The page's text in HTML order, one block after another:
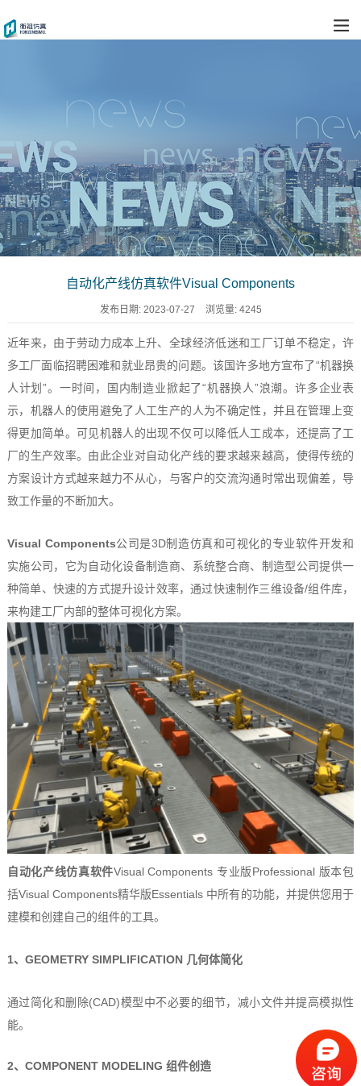
自动化产线仿真软件Visual Components
发布日期: 2023-07-27 浏览量: 4245
近年来，由于劳动力成本上升、全球经济低迷和工厂订单不稳定，许
多工厂面临招聘困难和就业昂贵的问题。该国许多地方宣布了“机器换
人计划”。一时间，国内制造业掀起了“机器换人”浪潮。许多企业表
示，机器人的使用避免了人工生产的人为不确定性，并且在管理上变
得更加简单。可见机器人的出现不仅可以降低人工成本，还提高了工
厂的生产效率。由此企业对自动化产线的要求越来越高，使得传统的
方案设计方式越来越力不从心，与客户的交流沟通时常出现偏差，导
致工作量的不断加大。
Visual Components公司是3D制造仿真和可视化的专业软件开发和
实施公司，它为自动化设备制造商、系统整合商、制造型公司提供一
种简单、快速的方式提升设计效率，通过快速制作三维设备/组件库，
来构建工厂内部的整体可视化方案。
自动化产线仿真软件Visual Components 专业版Professional 版本包
括Visual Components精华版Essentials 中所有的功能，并提供您用于
建模和创建自己的组件的工具。
1、GEOMETRY SIMPLIFICATION 几何体简化
通过简化和删除(CAD)模型中不必要的细节，减小文件并提高模拟性
能。
2、COMPONENT MODELING 组件创造